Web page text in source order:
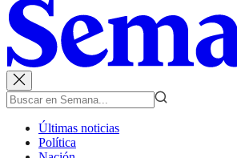
Últimas noticias
Política